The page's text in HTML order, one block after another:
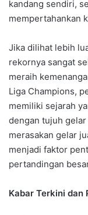
kandang sendiri,
mempertahankan
Jika dilihat lebih
rekornya sangat
meraih
Liga Champions,
memiliki sejarah
dengan tujuh
merasakan gelar
menjadi faktor
pertandingan
Kabar Terkini dan